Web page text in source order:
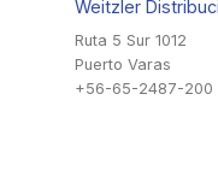
Weitzler
Ruta 5 Sur 1012
Puerto Varas
+56-65-2487-200